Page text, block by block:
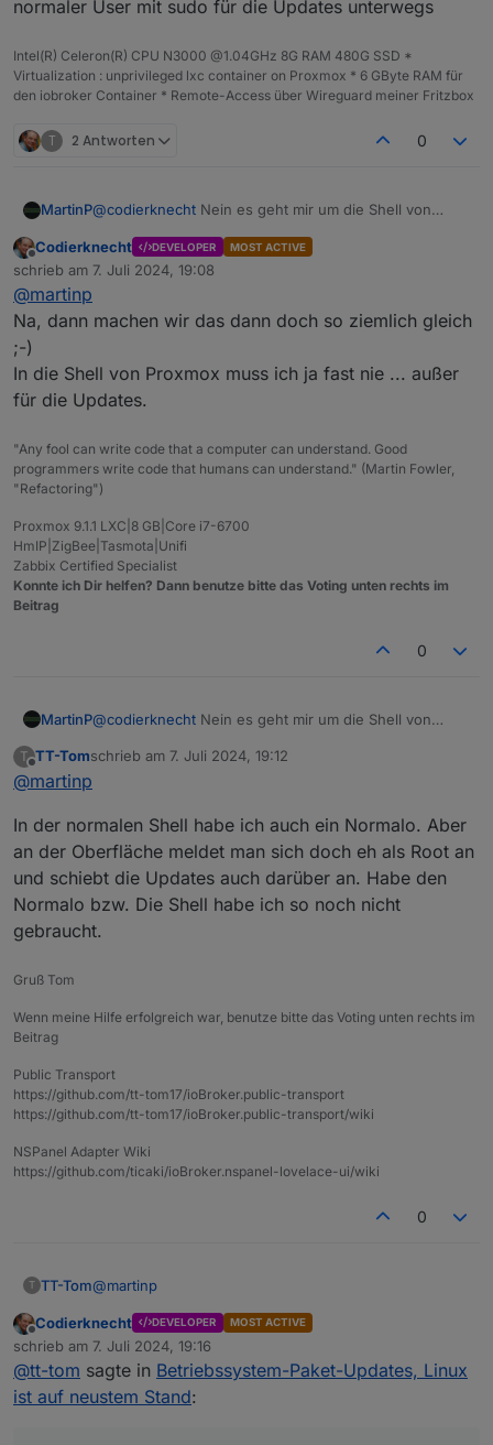
irgendwelche Probleme.
Anders sieht das bei Docker aus. Aber davon ist
normaler User mit sudo für die Updates unterwegs
Intel(R) Celeron(R) CPU N3000 @1.04GHz 8G RAM 480G SSD *
Virtualization : unprivileged lxc container on Proxmox * 6 GByte RAM für
den iobroker Container * Remote-Access über Wireguard meiner Fritzbox
T 2 Antworten 0
MartinP@codierknecht Nein es geht mir um die Shell von
den meisten anderen Containern und VMs bin ich als
normaler User mit sudo für die Updates unterwegs
Offline
Codierknecht DEVELOPER MOST ACTIVE
schrieb am 7. Juli 2024, 19:08
zuletzt editiert von
@martinp
Na, dann machen wir das dann doch so ziemlich gleich
;-)
In die Shell von Proxmox muss ich ja fast nie ... außer
für die Updates.
"Any fool can write code that a computer can understand. Good
programmers write code that humans can understand." (Martin Fowler,
"Refactoring")
Proxmox 9.1.1 LXC|8 GB|Core i7-6700
HmIP|ZigBee|Tasmota|Unifi
Zabbix Certified Specialist
Konnte ich Dir helfen? Dann benutze bitte das Voting unten rechts im
Beitrag
0
MartinP@codierknecht Nein es geht mir um die Shell von
den meisten anderen Containern und VMs bin ich als
T
Offline
TT-Tomschrieb am 7. Juli 2024, 19:12
zuletzt editiert von
@martinp
In der normalen Shell habe ich auch ein Normalo. Aber
an der Oberfläche meldet man sich doch eh als Root an
und schiebt die Updates auch darüber an. Habe den
Normalo bzw. Die Shell habe ich so noch nicht
gebraucht.
Gruß Tom
Wenn meine Hilfe erfolgreich war, benutze bitte das Voting unten rechts im
Beitrag
Public Transport
https://github.com/tt-tom17/ioBroker.public-transport
https://github.com/tt-tom17/ioBroker.public-transport/wiki
NSPanel Adapter Wiki
https://github.com/ticaki/ioBroker.nspanel-lovelace-ui/wiki
0
T TT-Tom@martinp
In der normalen Shell habe ich auch ein Normalo. Aber
an der Oberfläche meldet man sich doch eh als Root
an und schiebt die Updates auch darüber an. Habe
den Normalo bzw. Die Shell habe ich so noch nicht
gebraucht.
Offline
Codierknecht DEVELOPER MOST ACTIVE
schrieb am 7. Juli 2024, 19:16
zuletzt editiert von
@tt-tom sagte in Betriebssystem-Paket-Updates, Linux
ist auf neustem Stand: